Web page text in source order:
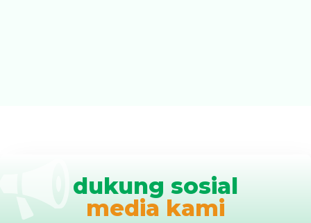
dukung sosial
media kami